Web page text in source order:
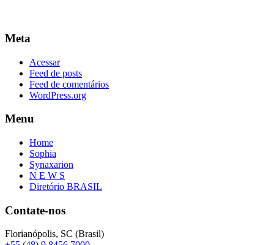
Meta
Acessar
Feed de posts
Feed de comentários
WordPress.org
Menu
Home
Sophia
Synaxarion
N E W S
Diretório BRASIL
Contate-nos
Florianópolis, SC (Brasil)